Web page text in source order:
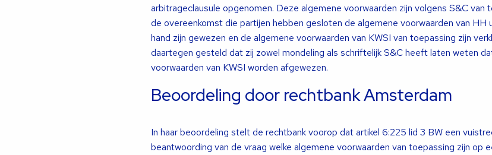
arbitrageclausule opgenomen. Deze algemene voorwaarden zijn volgens S&C van
de overeenkomst die partijen hebben gesloten de algemene voorwaarden van HH
hand zijn gewezen en de algemene voorwaarden van KWSI van toepassing zijn
daartegen gesteld dat zij zowel mondeling als schriftelijk S&C heeft laten weten
voorwaarden van KWSI worden afgewezen.
Beoordeling door rechtbank Amsterdam
In haar beoordeling stelt de rechtbank voorop dat artikel 6:225 lid 3 BW een
beantwoording van de vraag welke algemene voorwaarden van toepassing zijn op